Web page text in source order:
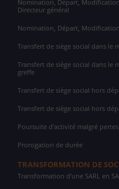
Nomination, Départ,
Directeur général
Nomination, Départ,
Transfert de siège social dans le
Transfert de siège social dans le
greffe
Transfert de siège social hors
Transfert de siège social hors
Poursuite d'activité malgré pertes
Prorogation de durée
TRANSFORMATION DE
Transformation d'une SARL en